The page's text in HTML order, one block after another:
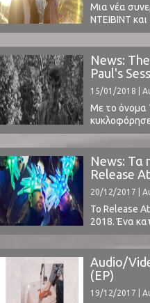
Μια νέα
NTEIBINT
Nearby.Ο
μουσικό
disco ballad,
lines.
we part."Το
News:
Paul's
15/01/2018 |
Με το όνομα
οποίο ο Coti
τραγούδια
αμιγώς
συνηθίσει
album ...
News: Τα
Release
20/12/2017 |
Το Release
2018. Ένα
προσφέρει
προσδοκίες
δείτε τις
2017, με
Corporation
Audio/
(EP)
19/12/2017 |